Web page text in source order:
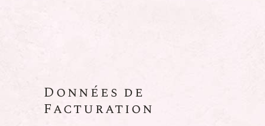
Données de
Facturation